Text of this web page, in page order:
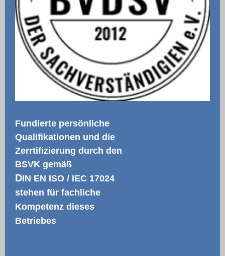
Fundierte persönliche
Qualifikationen und die
Zerrtifizierung durch den
BSVK gemäß
DIN EN ISO / IEC 17024
stehen für fachliche
Kompetenz dieses
Betriebes